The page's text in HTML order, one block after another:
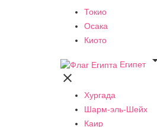
Токио
Осака
Киото
Египет

Хургада
Шарм-эль-Шейх
Каир